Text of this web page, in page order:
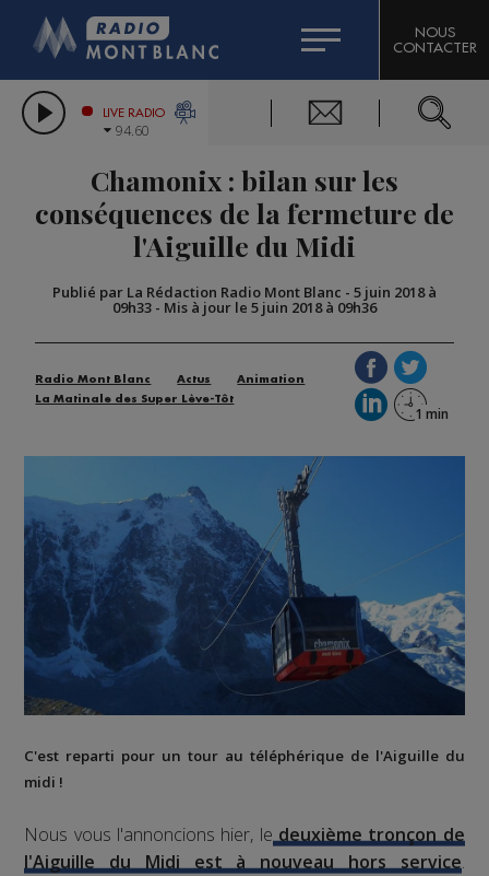
LES CHRONIQUES DE L'EXPERT
CITIZEN MACHINERY
GRAND MASSIF DOMAINES SKIABLES
BIGARD
COMPAGNIE DU MONT-BLANC
NOUS
CONTACTER
LIVE RADIO
94.60
Chamonix : bilan sur les
conséquences de la fermeture de
l'Aiguille du Midi
Publié par La Rédaction Radio Mont Blanc - 5 juin 2018 à
09h33 - Mis à jour le 5 juin 2018 à 09h36
Radio Mont Blanc Actus
Animation
La Matinale des Super Lève-Tôt
C'est reparti pour un tour au téléphérique de l'Aiguille du
midi !
Nous vous l'annoncions hier, ledeuxième tronçon de
l'Aiguille du Midi est à nouveau hors service.